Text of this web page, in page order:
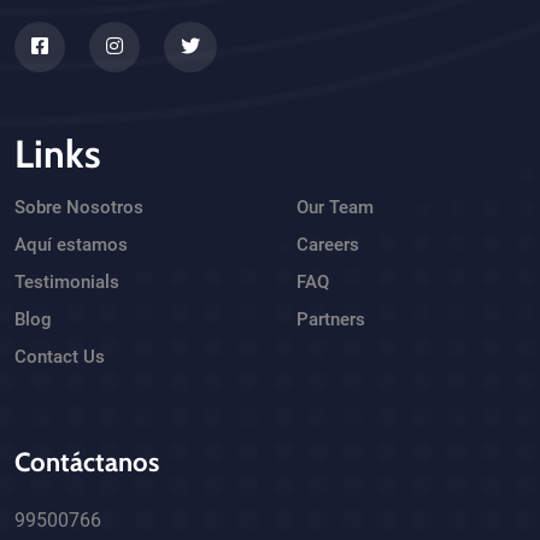
Links
Sobre Nosotros
Aquí estamos
Testimonials
Blog
Contact Us
Our Team
Careers
FAQ
Partners
Contáctanos
99500766